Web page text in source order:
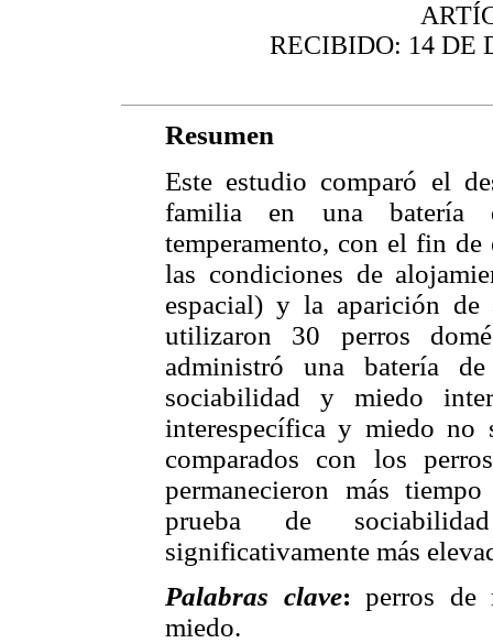
RECIBIDO: 14 DE
Resumen
Este estudio comparó el
familia en una batería
temperamento, con el fin
las condiciones de
espacial) y la aparición de
utilizaron 30 perros
administró una batería
sociabilidad y miedo
interespecífica y miedo no
comparados con los
permanecieron más
prueba de
significativamente más
Palabras clave: perros de
miedo.